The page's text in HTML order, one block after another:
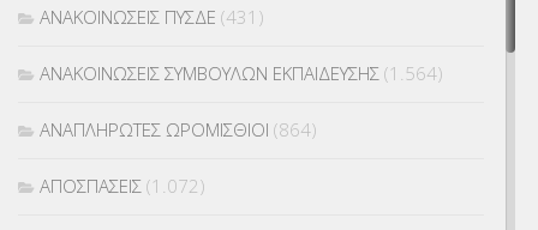
ΑΝΑΚΟΙΝΩΣΕΙΣ ΠΥΣΔΕ (431)
ΑΝΑΚΟΙΝΩΣΕΙΣ ΣΥΜΒΟΥΛΩΝ ΕΚΠΑΙΔΕΥΣΗΣ (1.564)
ΑΝΑΠΛΗΡΩΤΕΣ ΩΡΟΜΙΣΘΙΟΙ (864)
ΑΠΟΣΠΑΣΕΙΣ (1.072)